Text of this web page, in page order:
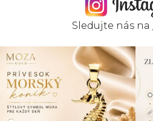
Sledujte nás na